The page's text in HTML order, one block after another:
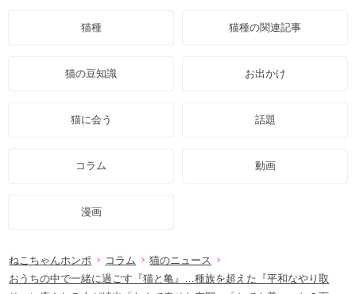
猫種 猫種の関連記事
猫の豆知識 お出かけ
猫に会う 話題
コラム 動画
漫画
ねこちゃんホンポ コラム
猫のニュース
おうちの中で一緒に過ごす『猫と亀』…種族を超えた『平和なやり取